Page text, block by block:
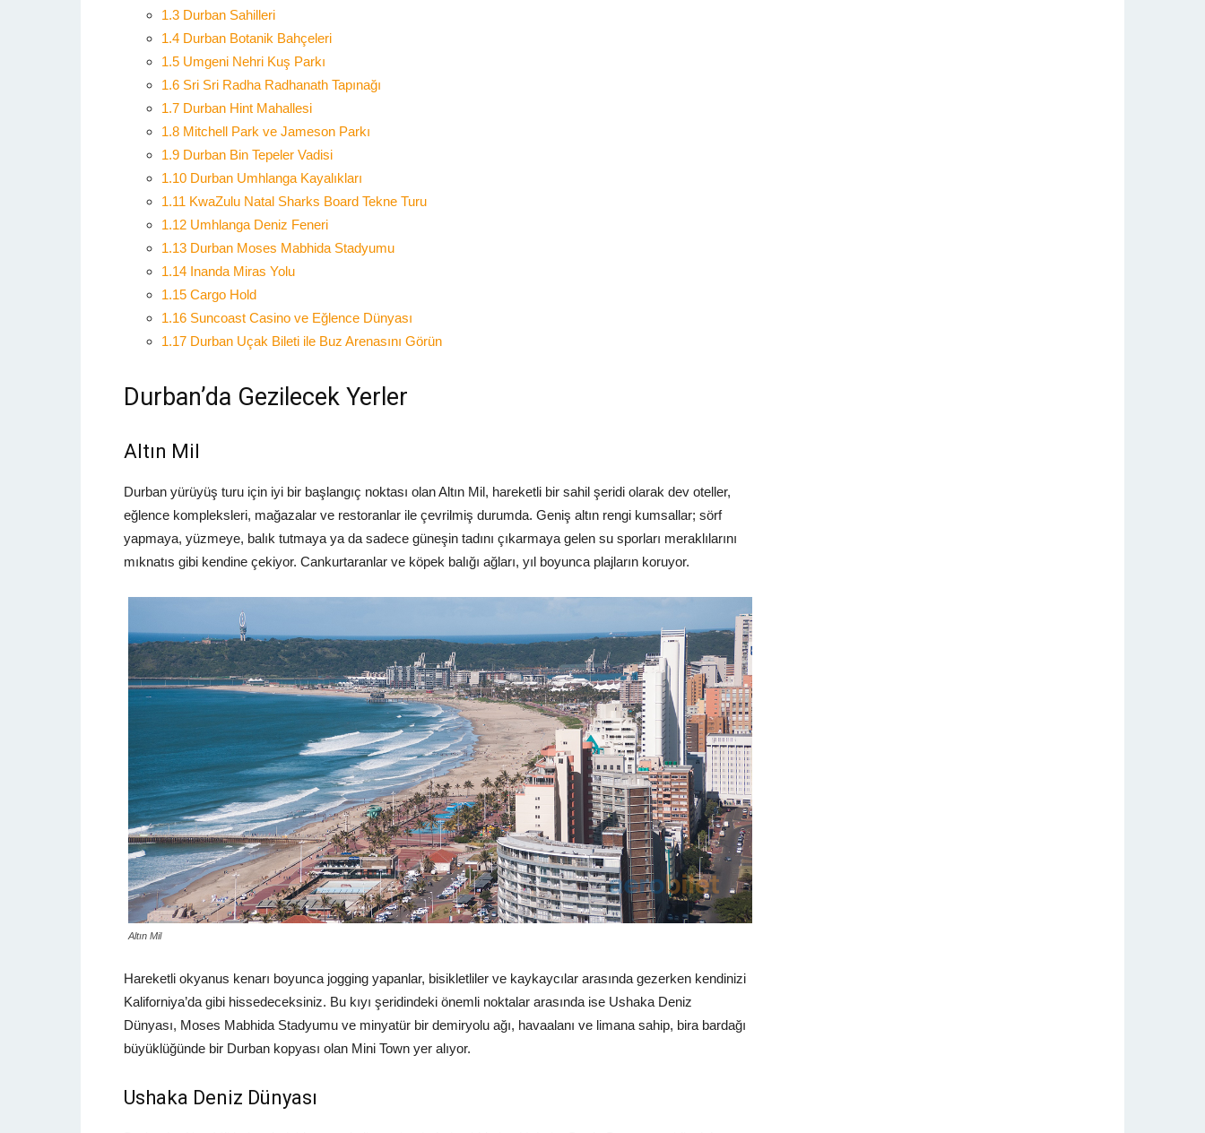
1.3 Durban Sahilleri
1.4 Durban Botanik Bahçeleri
1.5 Umgeni Nehri Kuş Parkı
1.6 Sri Sri Radha Radhanath Tapınağı
1.7 Durban Hint Mahallesi
1.8 Mitchell Park ve Jameson Parkı
1.9 Durban Bin Tepeler Vadisi
1.10 Durban Umhlanga Kayalıkları
1.11 KwaZulu Natal Sharks Board Tekne Turu
1.12 Umhlanga Deniz Feneri
1.13 Durban Moses Mabhida Stadyumu
1.14 Inanda Miras Yolu
1.15 Cargo Hold
1.16 Suncoast Casino ve Eğlence Dünyası
1.17 Durban Uçak Bileti ile Buz Arenasını Görün
Durban’da Gezilecek Yerler
Altın Mil
Durban yürüyüş turu için iyi bir başlangıç ​​noktası olan Altın Mil, hareketli bir sahil şeridi olarak dev oteller,
eğlence kompleksleri, mağazalar ve restoranlar ile çevrilmiş durumda. Geniş altın rengi kumsallar; sörf
yapmaya, yüzmeye, balık tutmaya ya da sadece güneşin tadını çıkarmaya gelen su sporları meraklılarını
mıknatıs gibi kendine çekiyor. Cankurtaranlar ve köpek balığı ağları, yıl boyunca plajların koruyor.
Altın Mil
Hareketli okyanus kenarı boyunca jogging yapanlar, bisikletliler ve kaykaycılar arasında gezerken kendinizi
Kaliforniya’da gibi hissedeceksiniz. Bu kıyı şeridindeki önemli noktalar arasında ise Ushaka Deniz
Dünyası, Moses Mabhida Stadyumu ve minyatür bir demiryolu ağı, havaalanı ve limana sahip, bira bardağı
büyüklüğünde bir Durban kopyası olan Mini Town yer alıyor.
Ushaka Deniz Dünyası